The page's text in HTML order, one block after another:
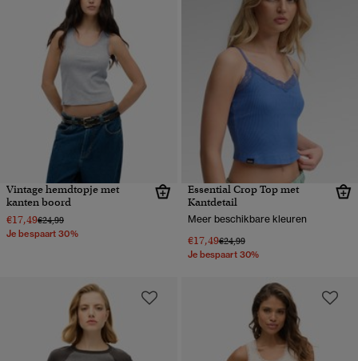
Vintage hemdtopje met
kanten boord
€17,49Prijs verlaagd van
€24,99naar
Je bespaart 30%
Essential Crop Top met
Kantdetail
Meer beschikbare kleuren
€17,49Prijs verlaagd van
€24,99naar
Je bespaart 30%